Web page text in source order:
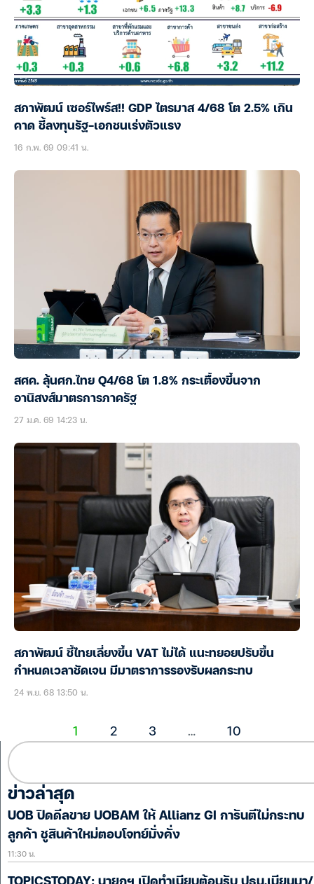
สภาพัฒน์ เซอร์ไพร์ส!! GDP ไตรมาส 4/68 โต 2.5% เกิน
คาด ชี้ลงทุนรัฐ-เอกชนเร่งตัวแรง
16 ก.พ. 69 09:41 น.
สศค. ลุ้นศก.ไทย Q4/68 โต 1.8% กระเตื้องขึ้นจาก
อานิสงส์มาตรการภาครัฐ
27 ม.ค. 69 14:23 น.
สภาพัฒน์ ชี้ไทยเลี่ยงขึ้น VAT ไม่ได้ แนะทยอยปรับขึ้น
กำหนดเวลาชัดเจน มีมาตราการรองรับผลกระทบ
24 พ.ย. 68 13:50 น.
1 2 3 … 10
ข่าวล่าสุด
UOB ปิดดีลขาย UOBAM ให้ Allianz GI การันตีไม่กระทบ
ลูกค้า ชูสินค้าใหม่ตอบโจทย์มั่งคั่ง
11:30 น.